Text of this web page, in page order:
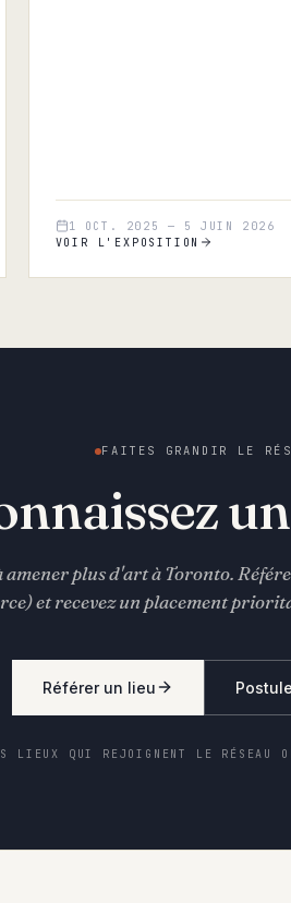
1 OCT. 2025 — 5 JUIN 2026
VOIR L'EXPOSITION
FAITES GRANDIR LE
amener plus d'art à Toronto.
et recevez un placement
Référer un lieu
LIEUX QUI REJOIGNENT LE RÉSEAU